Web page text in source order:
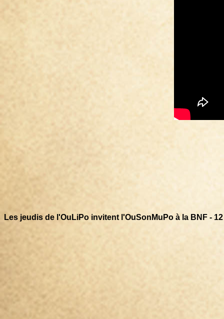
Les jeudis de l'OuLiPo invitent l'OuSonMuPo à la BNF -